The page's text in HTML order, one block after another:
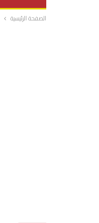
الصفحة الرئيسية